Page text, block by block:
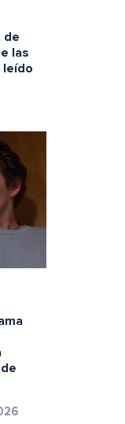
de
las
leído